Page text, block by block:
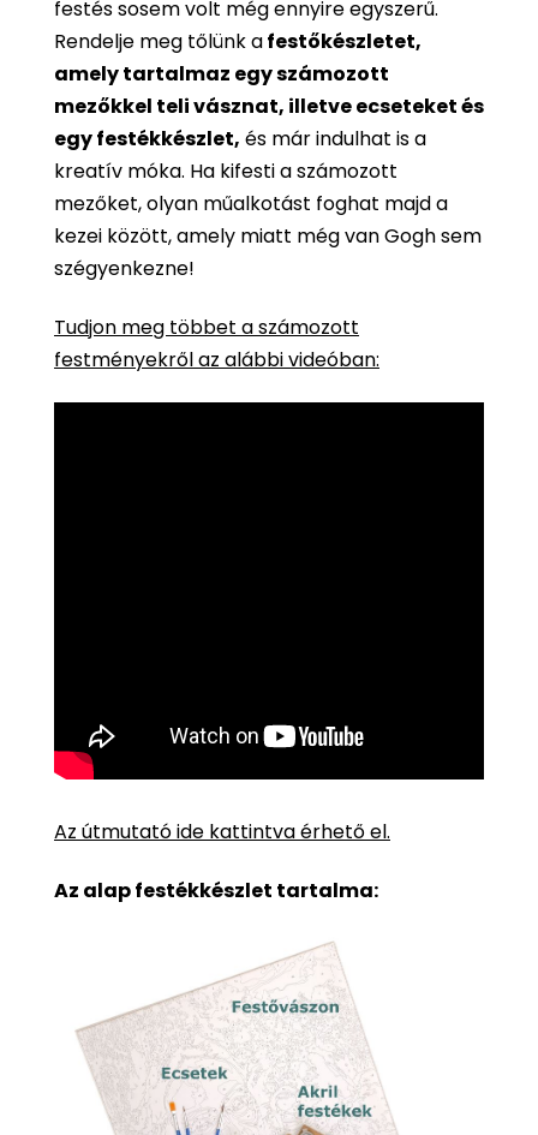
festés sosem volt még ennyire egyszerű.
Rendelje meg tőlünk afestőkészletet,
amely tartalmaz egy számozott
mezőkkel teli vásznat, illetve ecseteket és
egy festékkészlet, és már indulhat is a
kreatív móka. Ha kifesti a számozott
mezőket, olyan műalkotást foghat majd a
kezei között, amely miatt még van Gogh sem
szégyenkezne!
Tudjon meg többet a számozott
festményekről az alábbi videóban:
Az útmutató ide kattintva érhető el.
Az alap festékkészlet tartalma: